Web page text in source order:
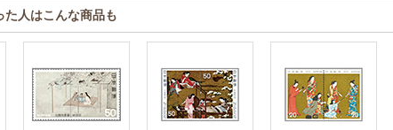
た人はこんな商品も